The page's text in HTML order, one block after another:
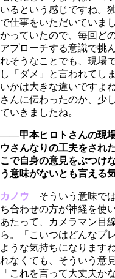
いるという感じですね。
で仕事をいただいていま
かっていたので、毎回ど
アプローチする意識で挑
れそうなことでも、現場
し「ダメ」と言われてし
いかは大きな違いですよ
さんに伝わったのか、少
ていきましたね。
――甲本ヒロトさんの現
ウさんなりの工夫をされ
こで自身の意見をぶつけ
う意味がないとも言える
カノウ そういう意味で
ち合わせの方が神経を使
あたって、カメラマン目
ら。「こいつはどんなプ
ような気持ちになります
れなくても、そういう意
「これを言って大丈夫か